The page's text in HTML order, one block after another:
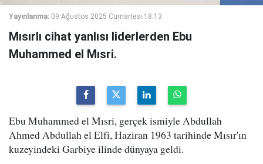
Yayınlanma: 09 Ağustos 2025 Cumartesi 18:13
Mısırlı cihat yanlısı liderlerden Ebu
Muhammed el Mısri.
Ebu Muhammed el Mısri, gerçek ismiyle Abdullah
Ahmed Abdullah el Elfi, Haziran 1963 tarihinde Mısır'ın
kuzeyindeki Garbiye ilinde dünyaya geldi.